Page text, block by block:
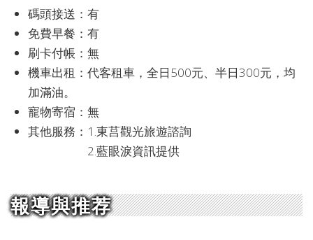
碼頭接送：有
免費早餐：有
刷卡付帳：無
機車出租：代客租車，全日500元、半日300元，均
加滿油。
寵物寄宿：無
其他服務：1.東莒觀光旅遊諮詢
2.藍眼淚資訊提供
報導與推荐